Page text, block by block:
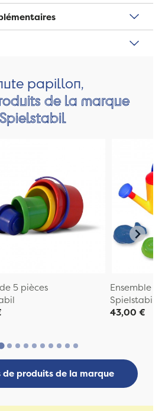
papillon,
de la marque
Spielstabil
5 pièces
Ensemble
Spielstabil
43,00 €
de produits de la marque